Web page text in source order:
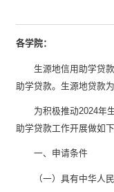
各学院：
生源地信用助学贷
助学贷款。生源地贷款
为积极推动2024年
助学贷款工作开展做如下
一、申请条件
（一）具有中华人